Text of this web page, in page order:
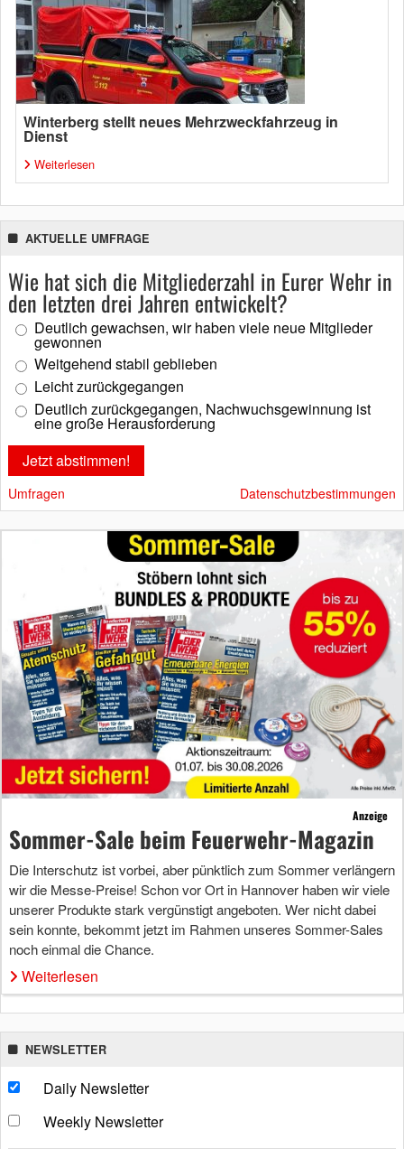
Winterberg stellt neues Mehrzweckfahrzeug in
Dienst
Weiterlesen
AKTUELLE UMFRAGE
Wie hat sich die Mitgliederzahl in Eurer Wehr in
den letzten drei Jahren entwickelt?
Deutlich gewachsen, wir haben viele neue Mitglieder
gewonnen
Weitgehend stabil geblieben
Leicht zurückgegangen
Deutlich zurückgegangen, Nachwuchsgewinnung ist
eine große Herausforderung
Umfragen Datenschutzbestimmungen
Anzeige
Sommer-Sale beim Feuerwehr-Magazin
Die Interschutz ist vorbei, aber pünktlich zum Sommer verlängern
wir die Messe-Preise! Schon vor Ort in Hannover haben wir viele
unserer Produkte stark vergünstigt angeboten. Wer nicht dabei
sein konnte, bekommt jetzt im Rahmen unseres Sommer-Sales
noch einmal die Chance.
Weiterlesen
NEWSLETTER
Daily Newsletter
Weekly Newsletter